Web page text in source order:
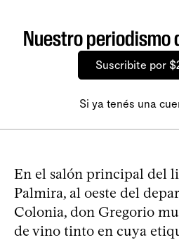
Nuestro periodismo
Suscribite por
Si ya tenés una
En el salón principal del
Palmira, al oeste del
Colonia, don Gregorio
de vino tinto en cuya